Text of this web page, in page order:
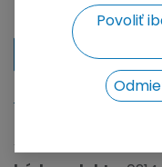
Pridať do
Kontaktujte nás
Radi Vám
Povoliť